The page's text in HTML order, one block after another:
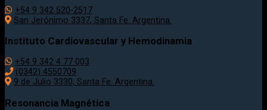
+54 9 342 520-2517
San Jerónimo 3337, Santa Fe. Argentina.
Instituto Cardiovascular y Hemodinamia
+54 9 342 4 77 003
(0342) 4550709
9 de Julio 3330, Santa Fe. Argentina.
Resonancia Magnética